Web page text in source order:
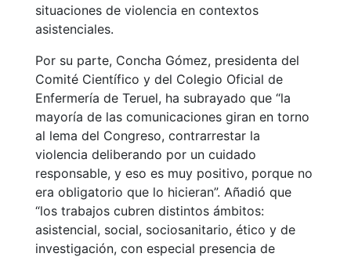
situaciones de violencia en contextos
asistenciales.
Por su parte, Concha Gómez, presidenta del
Comité Científico y del Colegio Oficial de
Enfermería de Teruel, ha subrayado que “la
mayoría de las comunicaciones giran en torno
al lema del Congreso, contrarrestar la
violencia deliberando por un cuidado
responsable, y eso es muy positivo, porque no
era obligatorio que lo hicieran”. Añadió que
“los trabajos cubren distintos ámbitos:
asistencial, social, sociosanitario, ético y de
investigación, con especial presencia de